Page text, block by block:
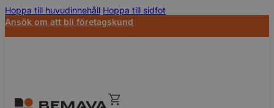
Hoppa till huvudinnehåll Hoppa till sidfot
Ansök om att bli företagskund